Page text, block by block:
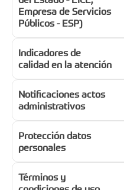
Empresa de Servicios
Públicos - ESP)
Indicadores de
calidad en la atención
Notificaciones actos
administrativos
Protección datos
personales
Términos y